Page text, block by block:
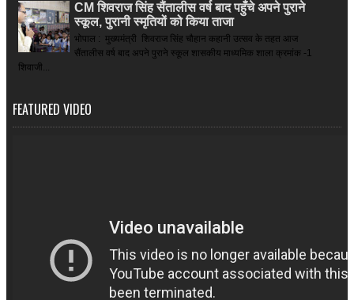
CM शिवराज सिंह सैंतालीस वर्ष बाद पहुँचे अपने पुराने
स्कूल, पुरानी स्मृतियों को किया ताजा
भोपाल : मुख्यमंत्री शिवराज सिंह चौहान कहानी उत्सव के तहत आज
सैंतालीस वर्ष बाद अपने पुराने स्कूल शासकीय माध्यमिक शाला क्रमांक -1
शिवाजी...
FEATURED VIDEO